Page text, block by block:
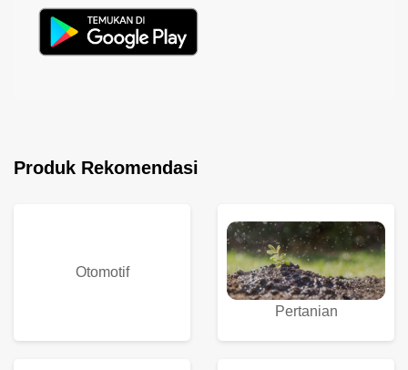
Produk Rekomendasi
Otomotif
Pertanian